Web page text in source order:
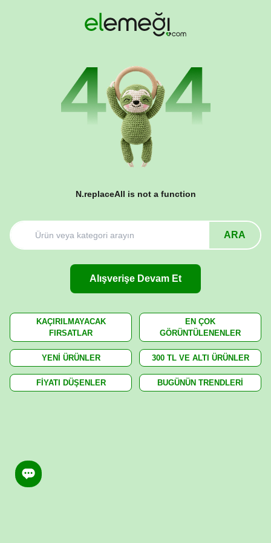
N.replaceAll is not a function
ARA
Alışverişe Devam Et
KAÇIRILMAYACAK
FIRSATLAR
EN ÇOK
GÖRÜNTÜLENENLER
YENİ ÜRÜNLER 300 TL VE ALTI ÜRÜNLER
FİYATI DÜŞENLER BUGÜNÜN TRENDLERİ